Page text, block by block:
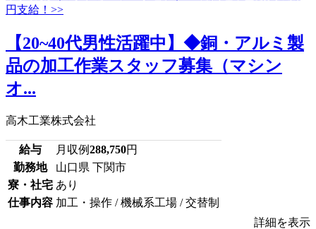
【20~40代男性活躍中】◆銅・アルミ製
品の加工作業スタッフ募集（マシン
オ...
高木工業株式会社
給与 月収例288,750円
勤務地
山口県 下関市
寮・社宅 あり
仕事内容 加工・操作 / 機械系工場 / 交替制
詳細を表示